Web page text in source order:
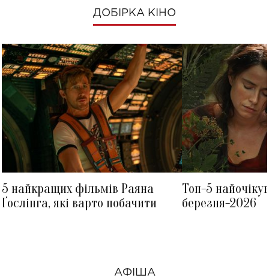
ДОБІРКА КІНО
5 найкращих фільмів Раяна
Ґослінга, які варто побачити
Топ-5
березня-2026
АФІША